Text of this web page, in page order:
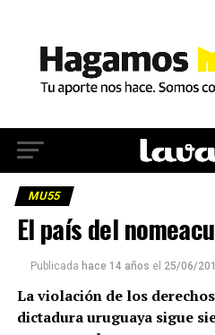
MU55
El país del
Publicada hace 14 años el 25/06/
La violación de los
dictadura uruguaya sigue